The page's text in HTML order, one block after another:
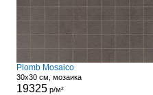
Plomb Mosaico
30x30 см, мозаика
19325р/м²